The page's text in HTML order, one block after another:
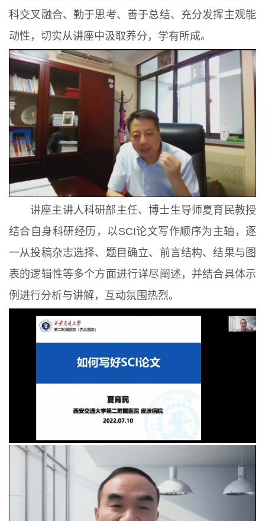
科交叉融合、勤于思考、善于总结、充分发挥主观能
动性，切实从讲座中汲取养分，学有所成。
讲座主讲人科研部主任、博士生导师夏育民教授
结合自身科研经历，以SCI论文写作顺序为主轴，逐
一从投稿杂志选择、题目确立、前言结构、结果与图
表的逻辑性等多个方面进行详尽阐述，并结合具体示
例进行分析与讲解，互动氛围热烈。